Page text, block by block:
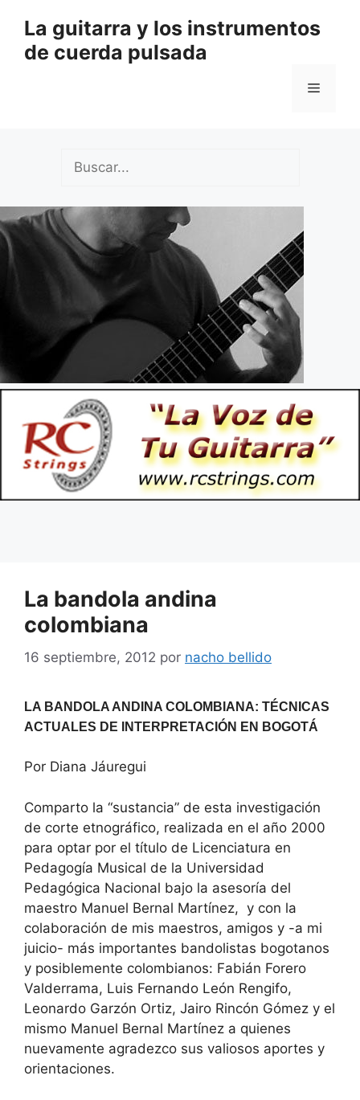
contenido
La guitarra y los instrumentos
de cuerda pulsada
Menú
La bandola andina
colombiana
16 septiembre, 2012 por nacho bellido
LA BANDOLA ANDINA COLOMBIANA: TÉCNICAS
ACTUALES DE INTERPRETACIÓN EN BOGOTÁ
Por Diana Jáuregui
Comparto la “sustancia” de esta investigación
de corte etnográfico, realizada en el año 2000
para optar por el título de Licenciatura en
Pedagogía Musical de la Universidad
Pedagógica Nacional bajo la asesoría del
maestro Manuel Bernal Martínez, y con la
colaboración de mis maestros, amigos y -a mi
juicio- más importantes bandolistas bogotanos
y posiblemente colombianos: Fabián Forero
Valderrama, Luis Fernando León Rengifo,
Leonardo Garzón Ortiz, Jairo Rincón Gómez y el
mismo Manuel Bernal Martínez a quienes
nuevamente agradezco sus valiosos aportes y
orientaciones.